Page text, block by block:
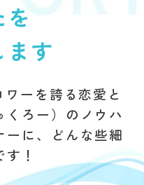
を
す
ーを誇る 恋愛と
ろー）のノウハ
ーに、どんな些細
！